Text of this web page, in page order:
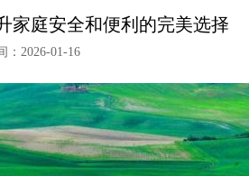
家庭安全和便利的完美选择
：2026-01-16